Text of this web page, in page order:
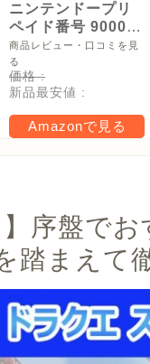
ニンテンドープリ
ペイド番号 9000
円|オンラインコー
ド版
商品レビュー・口コミを見
る
価格 :
新品最安値 :
Amazonで見る
】序盤で
踏まえて